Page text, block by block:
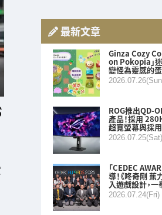
最新文章
Ginza Cozy
on Pokopia」
變怪為靈感的
ROG推出QD-
產品！採用
超寬螢幕與採
2026.07.25(Sat)
「CEDEC
導！《咚奇剛 蕉
入遊戲設計，
2026.07.24(Fri)